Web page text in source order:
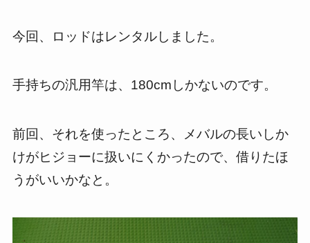
今回、ロッドはレンタルしました。
手持ちの汎用竿は、180cmしかないのです。
前回、それを使ったところ、メバルの長いしか
けがヒジョーに扱いにくかったので、借りたほ
うがいいかなと。